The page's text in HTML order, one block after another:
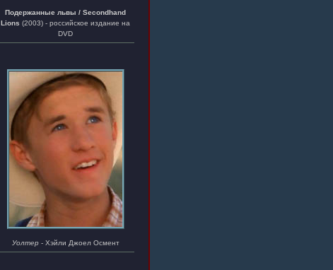
Подержанные львы / Secondhand
Lions (2003) - российское издание на
DVD
Уолтер- Хэйли Джоел Осмент